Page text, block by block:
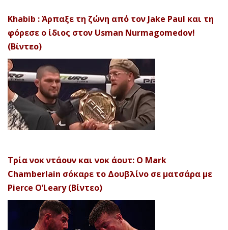
Khabib : Άρπαξε τη ζώνη από τον Jake Paul και τη
φόρεσε ο ίδιος στον Usman Nurmagomedov!
(Βίντεο)
Τρία νοκ ντάουν και νοκ άουτ: Ο Mark
Chamberlain σόκαρε το Δουβλίνο σε ματσάρα με
Pierce O’Leary (Βίντεο)